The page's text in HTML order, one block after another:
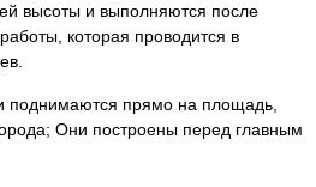
высоты и выполняются после
которая проводится в
поднимаются прямо на площадь,
Они построены перед главным